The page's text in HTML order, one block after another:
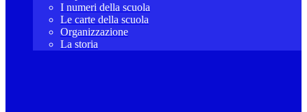
I numeri della scuola
Le carte della scuola
Organizzazione
La storia